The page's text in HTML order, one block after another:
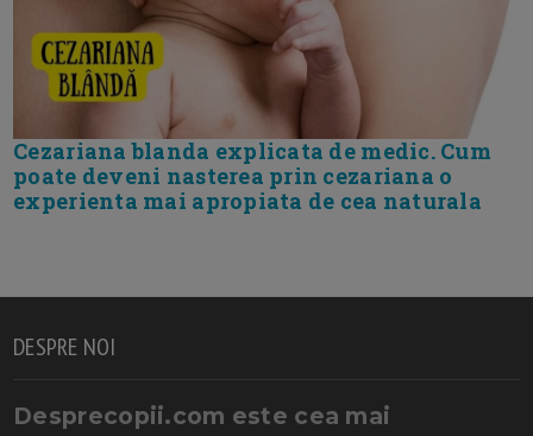
Cezariana blanda explicata de medic. Cum
poate deveni nasterea prin cezariana o
experienta mai apropiata de cea naturala
DESPRE NOI
Desprecopii.com este cea mai